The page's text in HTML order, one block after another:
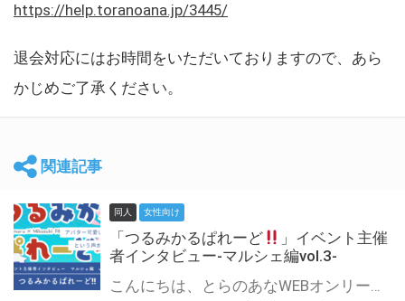
https://help.toranoana.jp/3445/
退会対応にはお時間をいただいておりますので、あら
かじめご了承ください。
関連記事
同人 女性向け
「つるみかるぱれーど
」イベント主催
者インタビュー-マルシェ編vol.3-
こんにちは、とらのあなWEBオンリー運営スタッフです。 新たにお届けする、イベント主催者インタビュー-マルシェ編-は、 とらのあなWEBオンリー「マルシェ」をご利用した主催様に 「マルシェ」を使って開催した感想や心がけをお聞きする企画です。 今回は、WEBオンリー初開催「つるみかるぱれーど